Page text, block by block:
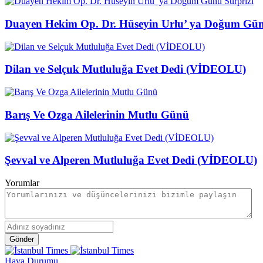
Duayen Hekim Op. Dr. Hüseyin Urlu’ ya Doğum
Dilan ve Selçuk Mutluluğa Evet Dedi (VİDEOLU)
Barış Ve Ozga Ailelerinin Mutlu Günü
Şevval ve Alperen Mutluluğa Evet Dedi (VİDEOLU)
Yorumlar
Gönder
Hava Durumu